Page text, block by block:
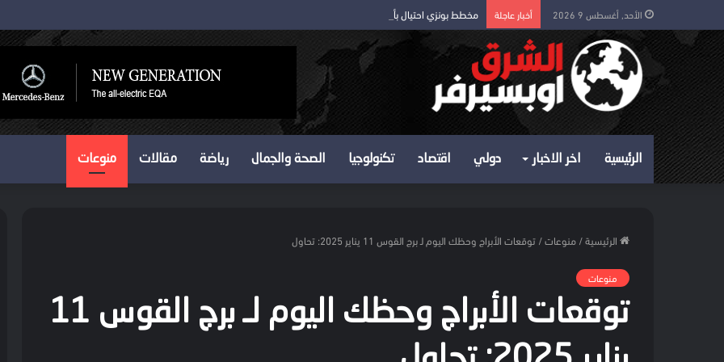
الأحد, أغسطس 9 2026 أخبار عاجلة مخطط بونزي احتيال بأرباح وهمية ينهب أموال الضحايا
الرئيسية اخر الاخبار دولي اقتصاد تكنولوجيا الصحة والجمال رياضة مقالات منوعات
الرئيسية/ منوعات/ توقعات الأبراج وحظك اليوم لـ برج القوس 11 يناير 2025: تحاول
منوعات
توقعات الأبراج وحظك اليوم لـ برج القوس 11